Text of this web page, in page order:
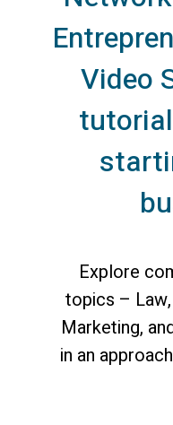
Video
Explore
topics –
Marketing,
in an